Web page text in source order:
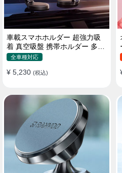
車載スマホホルダー 超強力吸
着 真空吸盤 携帯ホルダー 多角
度調整 360°回転な台座 車用ホ
カー用品 全機種対応
全車種対応
¥ 5,230 (税込)